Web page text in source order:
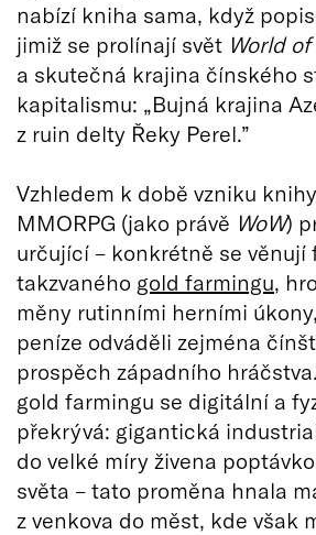
nabízí kniha sama, když
jimiž se prolínají svět World
a skutečná krajina čínského
kapitalismu: „Bujná krajina
z ruin delty Řeky Perel.”
Vzhledem k době vzniku
MMORPG (jako právě WoW)
určující – konkrétně se věnují
takzvaného gold farmingu,
měny rutinními herními
peníze odváděli zejména
prospěch západního
gold farmingu se digitální a
překrývá: gigantická
do velké míry živena
světa – tato proměna hnala
z venkova do měst, kde však